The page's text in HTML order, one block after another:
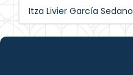
Itza Livier García Sedano